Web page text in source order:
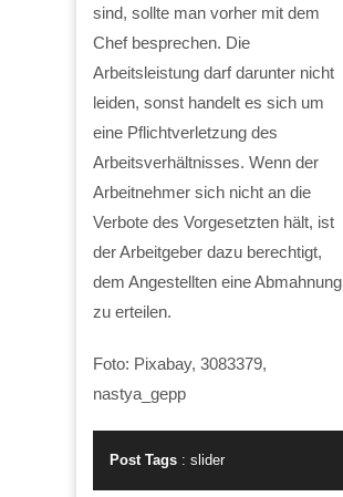
sind, sollte man vorher mit dem
Chef besprechen. Die
Arbeitsleistung darf darunter nicht
leiden, sonst handelt es sich um
eine Pflichtverletzung des
Arbeitsverhältnisses. Wenn der
Arbeitnehmer sich nicht an die
Verbote des Vorgesetzten hält, ist
der Arbeitgeber dazu berechtigt,
dem Angestellten eine Abmahnung
zu erteilen.
Foto: Pixabay, 3083379,
nastya_gepp
Post Tags : slider